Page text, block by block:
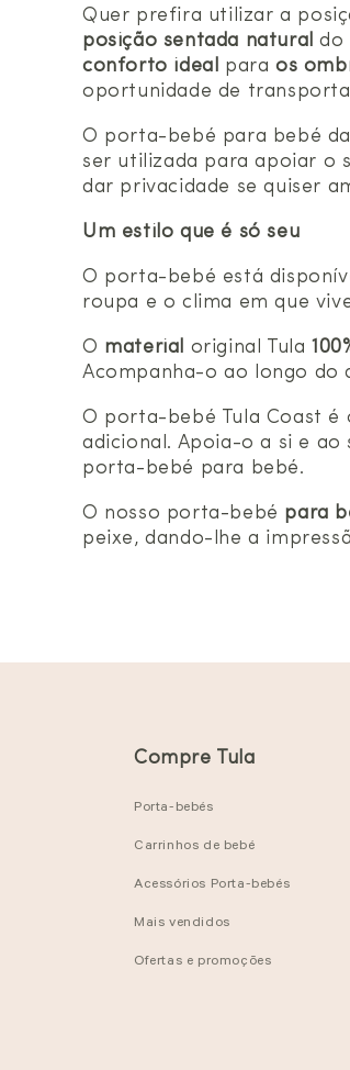
Quer prefira utilizar a
posição sentada natural do
conforto ideal paraos
oportunidade de
O porta-bebé para bebé
ser utilizada para apoiar o
dar privacidade se quiser
Um estilo que é só seu
O porta-bebé está
roupa e o clima em que
O material original Tula
Acompanha-o ao longo do
O porta-bebé Tula Coast
adicional. Apoia-o a si e
porta-bebé para bebé.
O nosso porta-bebé para
peixe, dando-lhe a
Compre Tula
Porta-bebés
Carrinhos de bebé
Acessórios Porta-bebés
Mais vendidos
Ofertas e promoções